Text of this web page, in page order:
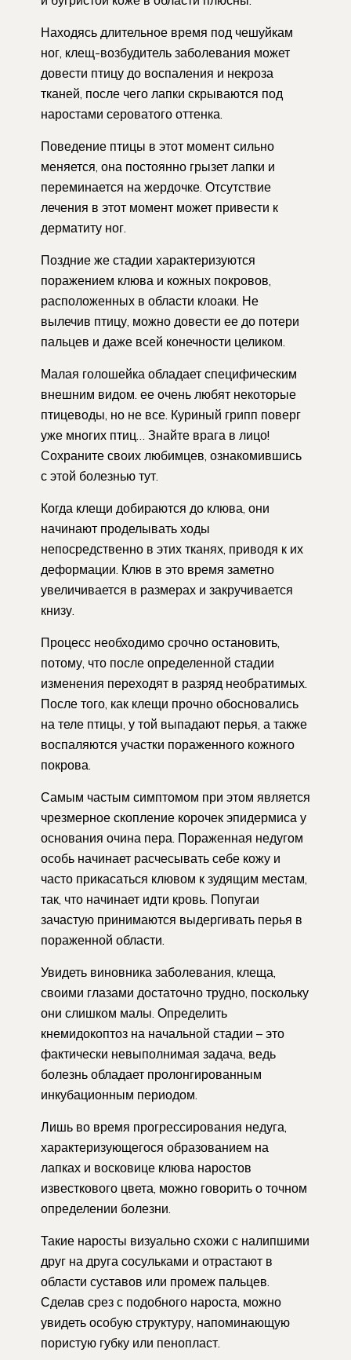
Находясь длительное время под чешуйкам
ног, клещ-возбудитель заболевания может
довести птицу до воспаления и некроза
тканей, после чего лапки скрываются под
наростами сероватого оттенка.
Поведение птицы в этот момент сильно
меняется, она постоянно грызет лапки и
переминается на жердочке. Отсутствие
лечения в этот момент может привести к
дерматиту ног.
Поздние же стадии характеризуются
поражением клюва и кожных покровов,
расположенных в области клоаки. Не
вылечив птицу, можно довести ее до потери
пальцев и даже всей конечности целиком.
Малая голошейка обладает специфическим
внешним видом. ее очень любят некоторые
птицеводы, но не все. Куриный грипп поверг
уже многих птиц… Знайте врага в лицо!
Сохраните своих любимцев, ознакомившись
с этой болезнью тут.
Когда клещи добираются до клюва, они
начинают проделывать ходы
непосредственно в этих тканях, приводя к их
деформации. Клюв в это время заметно
увеличивается в размерах и закручивается
книзу.
Процесс необходимо срочно остановить,
потому, что после определенной стадии
изменения переходят в разряд необратимых.
После того, как клещи прочно обосновались
на теле птицы, у той выпадают перья, а также
воспаляются участки пораженного кожного
покрова.
Самым частым симптомом при этом является
чрезмерное скопление корочек эпидермиса у
основания очина пера. Пораженная недугом
особь начинает расчесывать себе кожу и
часто прикасаться клювом к зудящим местам,
так, что начинает идти кровь. Попугаи
зачастую принимаются выдергивать перья в
пораженной области.
Увидеть виновника заболевания, клеща,
своими глазами достаточно трудно, поскольку
они слишком малы. Определить
кнемидокоптоз на начальной стадии – это
фактически невыполнимая задача, ведь
болезнь обладает пролонгированным
инкубационным периодом.
Лишь во время прогрессирования недуга,
характеризующегося образованием на
лапках и восковице клюва наростов
известкового цвета, можно говорить о точном
определении болезни.
Такие наросты визуально схожи с налипшими
друг на друга сосульками и отрастают в
области суставов или промеж пальцев.
Сделав срез с подобного нароста, можно
увидеть особую структуру, напоминающую
пористую губку или пенопласт.